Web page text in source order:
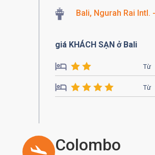
Bali, Ngurah Rai Intl.
giá KHÁCH SẠN ở Bali
Từ
Từ
Colombo